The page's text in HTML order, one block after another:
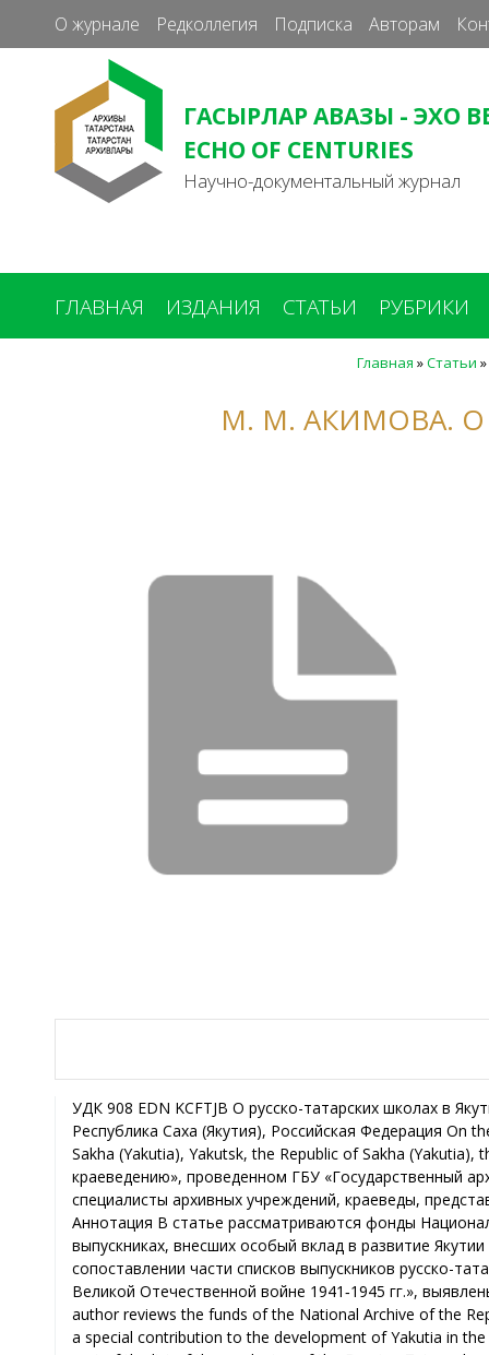
О журнале Редколлегия Подписка Авторам
ГАСЫРЛАР АВАЗЫ - ЭХО
ECHO OF CENTURIES
Научно-документальный журнал
ГЛАВНАЯ ИЗДАНИЯ СТАТЬИ РУБРИКИ
Главная »Статьи »
М. М. АКИМОВА. О
УДК 908 EDN KCFTJB О русско-татарских школах в Якутии и их учениках М. М. Акимова, Национальный архив Республики Саха (Якутия), г. Якутск, Республика Саха (Якутия), Российская Федерация On the Russian-Tatar schools in Yakutia and their pupils М. M. Akimova, the National Archive of the Republic of Sakha (Yakutia), Yakutsk, the Republic of Sakha (Yakutia), the Russian Federation В конкурсе документальных публикаций «Архивные фонды – науке и краеведению», проведенном ГБУ «Государственный архив Республики Татарстан» в 2025 г., работа автора заняла 2 место в 4-й группе участников – специалисты архивных учреждений, краеведы, представители научной общественности, не имеющие ученую степень кандидата (доктора) наук. Аннотация В статье рассматриваются фонды Национального архива Республики Саха (Якутия) о русско-татарских школах в Якутии, сведения о выпускниках, внесших особый вклад в развитие Якутии в первой половине ХХ в., таких как Г. О. Баширов, Н. Г. Фаткулов, Г. А. Тахватулин. При сопоставлении части списков выпускников русско-татарских школ со списком тружеников тыла Якутии, награжденных медалью «За доблестный труд в Великой Отечественной войне 1941‑1945 гг.», выявлены выпускники татарских школ – участники Великой Отечественной войны. Abstract In this article the author reviews the funds of the National Archive of the Republic of Sakha (Yakutia) on the Russian-Tatar schools in Yakutia, information about graduates who made a special contribution to the development of Yakutia in the first half of the XXth century, such as G. O. Bashirov, N. G. Fatkulov, G. A. Takhvatulin. When comparing part of the list of the graduates of the Russian-Tatar schools with the list of the workers of Yakutia, awarded with the medal “For Valorous Labor in the Great Patriotic War of 1941-1945”, the author identified the graduates of the Tatar schools – the participants of the Great Patriotic War. Ключевые слова Русско-татарские школы в Якутии, Г. О. Баширов, Н. Г. Фаткулов, Г. А. Тахватулин, Великая Отечественная война, награжденные медалью «За доблестный труд в Великой Отечественной войне 1941-1945 гг.». Keywords The Russian-Tatar schools in Yakutia, G. O. Ba­shirov, N. G. Fatkulov, G. A. Takhvatulin, the Great Patriotic War, awarded with the medal “For Valorous Labor in the Great Patriotic War of 1941-1945”. В фондах Национального архива Республики Саха (Якутия) хранится значительное количество документов по истории татар Якутии, в том числе сведения о национальных татарских школах и биографические данные о татарах, внесших личный вклад в развитие Якутии. Рассмотрены статьи Р. И. Востряковой и Н. С. Худяковой «Олекминские татары»1, С. Е. Никитиной «Татары и башкиры»2. В середине XIX в. в России были приняты «Правила о мерах к образованию населяющих Россию инородцев» (утверждены 26 марта 1870 г.3), после чего начали открываться русско-татарские школы. В Якутии такие школы открылись в городах Якутске и Олекминске. Согласно переписке инспектора народных училищ г. Якутска русско-татарская школа для обучения татарских детей была открыта в г. Якутске в 1906 г.4 В деле об открытии Русско-татарского (магометанского) начального училища в г. Олекминске (крайние даты дела: 04.02.1908 – 31.08.1909) имеется список мальчиков, поступающих в это училище, рассчитанное на 40 детей5. Организатором и первым заведующим школы был Ильяс Халеевич Еникеев, одним из первых учителей – Мир Арифанович Сатдыков, который обучал татарскому языку. В статистических сведениях о мусульманах Якутской области, представленных в Департамент духовных дел МВД канцелярией губернатора области 5 июня 1913 г., говорится, что в начале XX в.: «В Якутске и округе проживало 624 мусульман, из них татар – 516, башкир – 39, киргизов – 59. В то же время в Олекминске и округе – 47 татар. В Верхоянском округе – трое татар,